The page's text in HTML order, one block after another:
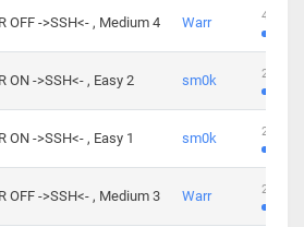
OFF ->SSH<- , Medium 4 Warr 413
ON ->SSH<- , Easy 2 sm0k 247
ON ->SSH<- , Easy 1 sm0k 219
OFF ->SSH<- , Medium 3 Warr 280